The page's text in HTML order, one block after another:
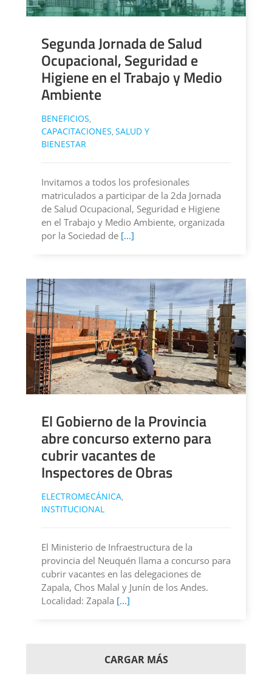
Segunda Jornada de Salud
Ocupacional, Seguridad e
Higiene en el Trabajo y Medio
Ambiente
BENEFICIOS,
CAPACITACIONES, SALUD Y
BIENESTAR
Invitamos a todos los profesionales
matriculados a participar de la 2da Jornada
de Salud Ocupacional, Seguridad e Higiene
en el Trabajo y Medio Ambiente, organizada
por la Sociedad de [...]
El Gobierno de la Provincia
abre concurso externo para
cubrir vacantes de
Inspectores de Obras
ELECTROMECÁNICA,
INSTITUCIONAL
El Ministerio de Infraestructura de la
provincia del Neuquén llama a concurso para
cubrir vacantes en las delegaciones de
Zapala, Chos Malal y Junín de los Andes.
Localidad: Zapala [...]
CARGAR MÁS